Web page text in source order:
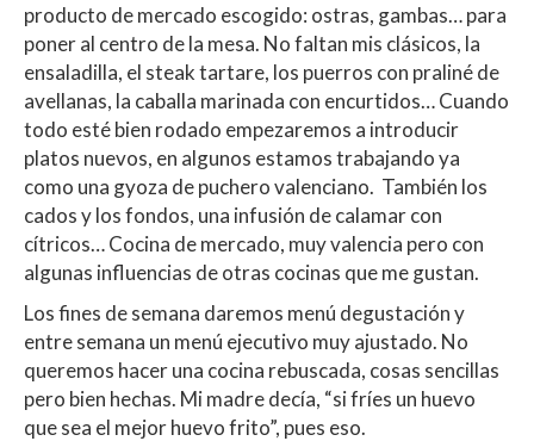
producto de mercado escogido: ostras, gambas… para
poner al centro de la mesa. No faltan mis clásicos, la
ensaladilla, el steak tartare, los puerros con praliné de
avellanas, la caballa marinada con encurtidos… Cuando
todo esté bien rodado empezaremos a introducir
platos nuevos, en algunos estamos trabajando ya
como una gyoza de puchero valenciano. También los
cados y los fondos, una infusión de calamar con
cítricos… Cocina de mercado, muy valencia pero con
algunas influencias de otras cocinas que me gustan.
Los fines de semana daremos menú degustación y
entre semana un menú ejecutivo muy ajustado. No
queremos hacer una cocina rebuscada, cosas sencillas
pero bien hechas. Mi madre decía, “si fríes un huevo
que sea el mejor huevo frito”, pues eso.